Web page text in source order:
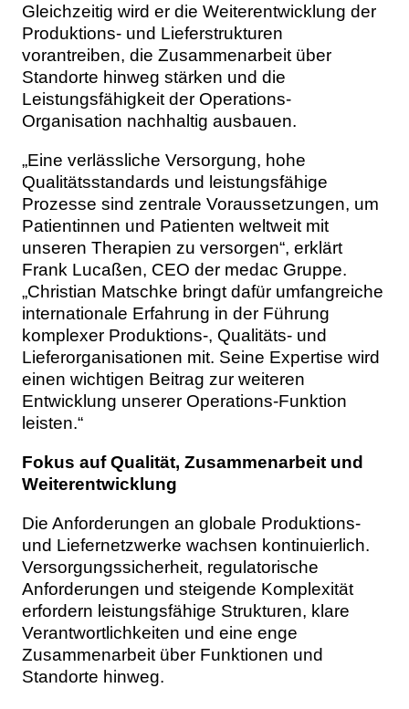
Gleichzeitig wird er die Weiterentwicklung der
Produktions- und Lieferstrukturen
vorantreiben, die Zusammenarbeit über
Standorte hinweg stärken und die
Leistungsfähigkeit der Operations-
Organisation nachhaltig ausbauen.
„Eine verlässliche Versorgung, hohe
Qualitätsstandards und leistungsfähige
Prozesse sind zentrale Voraussetzungen, um
Patientinnen und Patienten weltweit mit
unseren Therapien zu versorgen“, erklärt
Frank Lucaßen, CEO der medac Gruppe.
„Christian Matschke bringt dafür umfangreiche
internationale Erfahrung in der Führung
komplexer Produktions-, Qualitäts- und
Lieferorganisationen mit. Seine Expertise wird
einen wichtigen Beitrag zur weiteren
Entwicklung unserer Operations-Funktion
leisten.“
Fokus auf Qualität, Zusammenarbeit und
Weiterentwicklung
Die Anforderungen an globale Produktions-
und Liefernetzwerke wachsen kontinuierlich.
Versorgungssicherheit, regulatorische
Anforderungen und steigende Komplexität
erfordern leistungsfähige Strukturen, klare
Verantwortlichkeiten und eine enge
Zusammenarbeit über Funktionen und
Standorte hinweg.